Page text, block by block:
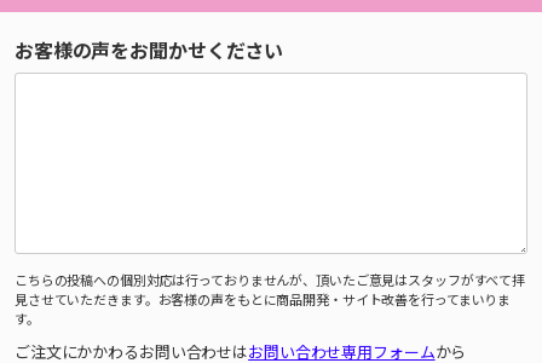
お客様の声をお聞かせください
こちらの投稿への個別対応は行っておりませんが、頂いたご意見はスタッフがすべて拝
見させていただきます。お客様の声をもとに商品開発・サイト改善を行ってまいりま
す。
ご注文にかかわるお問い合わせはお問い合わせ専用フォームから